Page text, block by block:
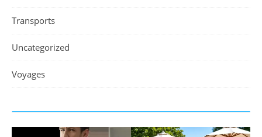
Transports
Uncategorized
Voyages